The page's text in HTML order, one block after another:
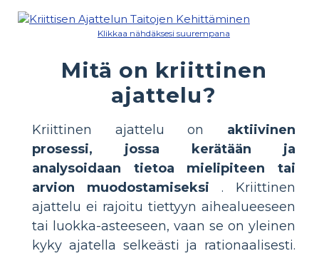
Klikkaa nähdäksesi suurempana
Mitä on kriittinen
ajattelu?
Kriittinen ajattelu on aktiivinen
prosessi, jossa kerätään ja
analysoidaan tietoa mielipiteen tai
arvion muodostamiseksi . Kriittinen
ajattelu ei rajoitu tiettyyn aihealueeseen
tai luokka-asteeseen, vaan se on yleinen
kyky ajatella selkeästi ja rationaalisesti.